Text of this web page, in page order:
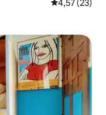
Gemiddelde
4,57 (23)